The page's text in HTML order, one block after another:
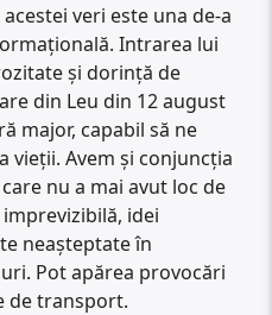
veri este una de-a
Intrarea lui
și dorință de
din Leu din 12 august
major, capabil să ne
vieții. Avem și conjuncția
nu a mai avut loc de
idei
neașteptate în
Pot apărea provocări
de transport.